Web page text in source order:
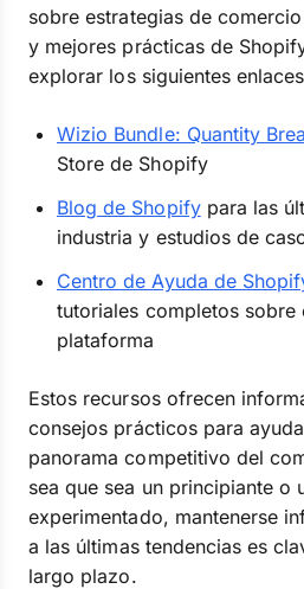
sobre estrategias de
y mejores prácticas de
explorar los siguientes
Wizio Bundle: Quantity
Store de Shopify
Blog de Shopifypara las
industria y estudios de
Centro de Ayuda de
tutoriales completos sobre
plataforma
Estos recursos ofrecen
consejos prácticos para
panorama competitivo del
sea que sea un principiante o
experimentado, mantenerse
a las últimas tendencias es
largo plazo.